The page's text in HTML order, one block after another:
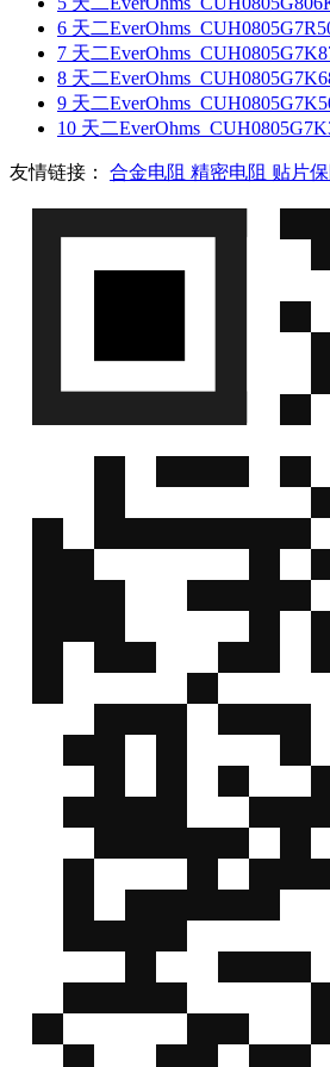
6 天二
7 天二
8 天二
9 天二
10 天二
友情链接： 合金电阻 精密电阻 贴片